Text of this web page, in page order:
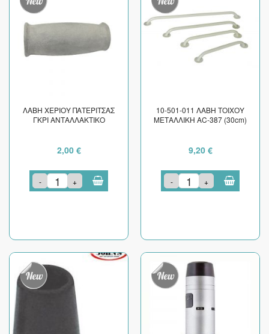
ΛΑΒΗ ΧΕΡΙΟΥ ΠΑΤΕΡΙΤΣΑΣ
ΓΚΡΙ ΑΝΤΑΛΛΑΚΤΙΚΟ
2,00 €
- +
10-501-011 ΛΑΒΗ ΤΟΙΧΟΥ
ΜΕΤΑΛΛΙΚΗ AC-387 (30cm)
9,20 €
- +